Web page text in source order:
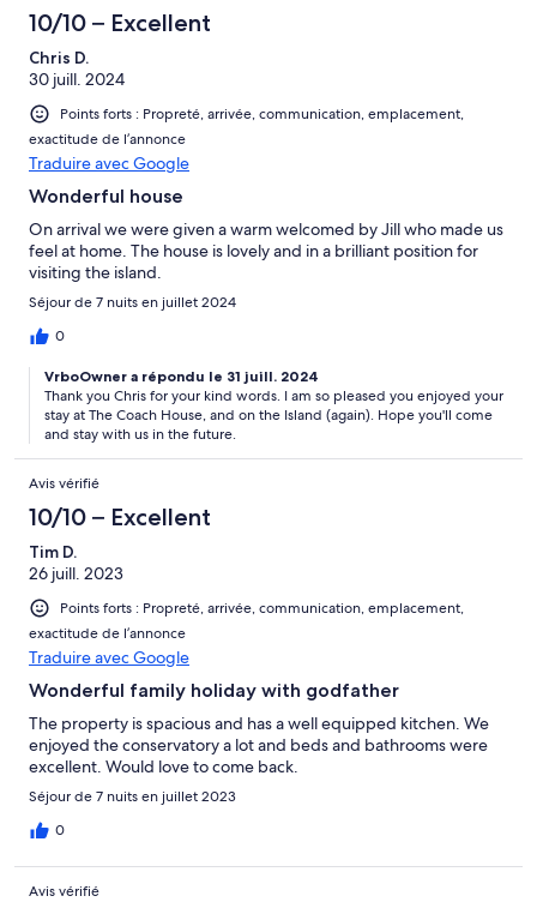
10/10 – Excellent
Chris D.
30 juill. 2024
Points forts : Propreté, arrivée, communication, emplacement,
exactitude de l’annonce
Traduire avec Google
Wonderful house
On arrival we were given a warm welcomed by Jill who made us
feel at home. The house is lovely and in a brilliant position for
visiting the island.
Séjour de 7 nuits en juillet 2024
0
VrboOwner a répondu le 31 juill. 2024
Thank you Chris for your kind words. I am so pleased you enjoyed your
stay at The Coach House, and on the Island (again). Hope you'll come
and stay with us in the future.
Avis vérifié
10/10 – Excellent
Tim D.
26 juill. 2023
Points forts : Propreté, arrivée, communication, emplacement,
exactitude de l’annonce
Traduire avec Google
Wonderful family holiday with godfather
The property is spacious and has a well equipped kitchen. We
enjoyed the conservatory a lot and beds and bathrooms were
excellent. Would love to come back.
Séjour de 7 nuits en juillet 2023
0
Avis vérifié